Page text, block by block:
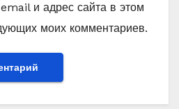
и адрес сайта в этом
моих комментариев.